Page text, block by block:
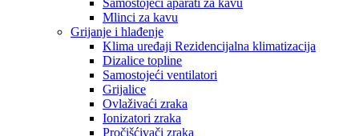
Samostojeći aparati za kavu
Mlinci za kavu
Grijanje i hlađenje
Klima uređaji Rezidencijalna klimatizacija
Dizalice topline
Samostojeći ventilatori
Grijalice
Ovlaživaći zraka
Ionizatori zraka
Pročišćivači zraka